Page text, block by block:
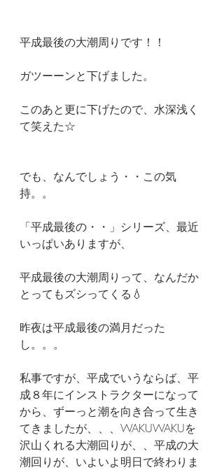
平成最後の大潮周りです！！
ガツーーンと下げました。
このあと更に下げたので、水深浅く
て笑えた☆
でも、なんでしょう・・この気
持。。
「平成最後の・・」シリーズ、最近
いっぱいありますが、
平成最後の大潮周りって、なんだか
とってもズシってくる💧
昨夜は平成最後の満月だった
し。。。
私事ですが、平成でいうならば、平
成８年にインストラクターになって
から、ずーっと潮を向き合って生き
てきましたが、、、WAKUWAKUを
沢山くれる大潮回りが、、平成の大
潮回りが、いよいよ明日で終わりま